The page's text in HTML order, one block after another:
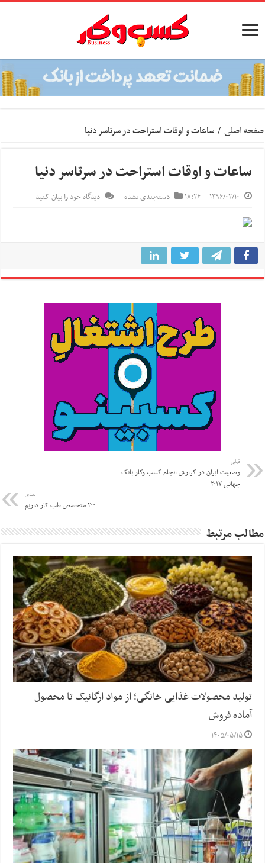
صفحه اصلی / ساعات و اوقات استراحت در سرتاسر دنیا
ساعات و اوقات استراحت در سرتاسر دنیا
۱۳۹۶/۰۲/۱۰ ۱۸:۲۶ دسته‌بندی نشده دیدگاه خود را بیان کنید
قبلی
وضعیت ایران در گزارش انجام کسب وکار بانک
جهانی ۲۰۱۷
بعدی
۲۰۰ متخصص طب کار داریم
مطالب مرتبط
تولید محصولات غذایی خانگی؛ از مواد ارگانیک تا محصول
آماده فروش
۱۴۰۵/۰۵/۱۵